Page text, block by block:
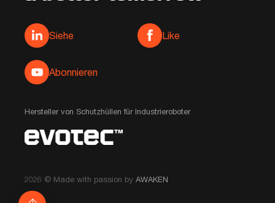
Media społecznościowe
Siehe Like
Abonnieren
Hersteller von Schutzhüllen für Industrieroboter
2026 © Made with passion byAWAKEN